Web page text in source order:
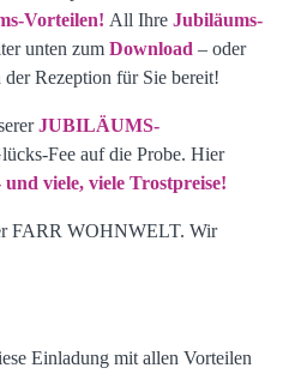
Vorteilen! All Ihre Jubiläums-
unten zum Download – oder
der Rezeption für Sie bereit!
JUBILÄUMS-
Fee auf die Probe. Hier
viele, viele Trostpreise!
FARR WOHNWELT. Wir
Einladung mit allen Vorteilen